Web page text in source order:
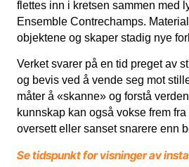
flettes inn i kretsen sammen med
Ensemble Contrechamps.
objektene og skaper stadig nye
Verket svarer på en tid preget av
og bevis ved å vende seg mot
måter å «skanne» og forstå
kunnskap kan også vokse frem
oversett eller sanset snarere enn
Se tidspunkt for visninger av